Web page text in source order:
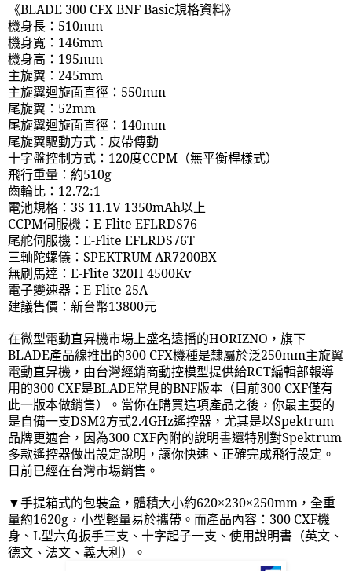
《BLADE 300 CFX BNF Basic規格資料》
機身長： 510mm
機身寬： 146mm
機身高： 195mm
主旋翼： 245mm
主旋翼迴旋面直徑： 550mm
尾旋翼： 52mm
尾旋翼迴旋面直徑： 140mm
尾旋翼驅動方式：皮帶傳動
十字盤控制方式： 120度CCPM （無平衡桿樣式）
飛行重量：約510g
齒輪比： 12.72:1
電池規格： 3S 11.1V 1350mAh以上
CCPM伺服機： E-Flite EFLRDS76
尾舵伺服機： E-Flite EFLRDS76T
三軸陀螺儀： SPEKTRUM AR7200BX
無刷馬達： E-Flite 320H 4500Kv
電子變速器： E-Flite 25A
建議售價：新台幣13800元
在微型電動直昇機市場上盛名遠播的HORIZNO ，旗下
BLADE產品線推出的300 CFX機種是隸屬於泛250mm主旋翼
電動直昇機，由台灣經銷商動控模型提供給RCT編輯部報導
用的300 CXF是BLADE常見的BNF版本（目前300 CXF僅有
此一版本做銷售）。當你在購買這項產品之後，你最主要的
是自備一支DSM2方式2.4GHz遙控器，尤其是以Spektrum
品牌更適合，因為300 CXF內附的說明書還特別對Spektrum
多款遙控器做出設定說明，讓你快速、正確完成飛行設定。
日前已經在台灣市場銷售。
▼手提箱式的包裝盒，體積大小約620×230×250mm ，全重
量約1620g ，小型輕量易於攜帶。而產品內容： 300 CXF機
身、 L型六角扳手三支、十字起子一支、使用說明書（英文、
德文、法文、義大利）。